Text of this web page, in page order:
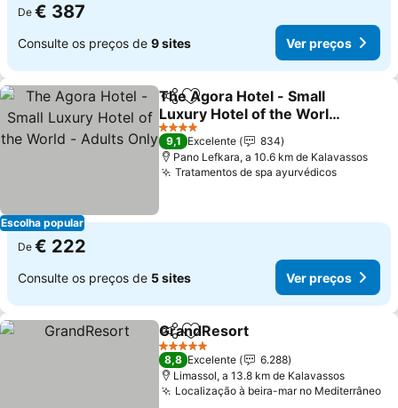
De € 387
Consulte os preços de 9 sites Ver preços
Escolha popular
PartilharAdicionar aos favoritos
The Agora Hotel - Small
Luxury Hotel of the World
- Adults Only
4 Estrelas
9,1 Excelente
834
Pano Lefkara, a 10.6 km de Kalavassos
Tratamentos de spa ayurvédicos
De € 222
Consulte os preços de 5 sites Ver preços
PartilharAdicionar aos favoritos
GrandResort
5 Estrelas
8,8 Excelente
6.288
Limassol, a 13.8 km de Kalavassos
Localização à beira-mar no Mediterrâneo